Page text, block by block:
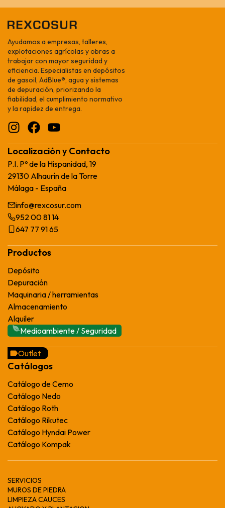
Ayudamos a empresas, talleres,
explotaciones agrícolas y obras a
trabajar con mayor seguridad y
eficiencia. Especialistas en depósitos
de gasoil, AdBlue®, agua y sistemas
de depuración, priorizando la
fiabilidad, el cumplimiento normativo
y la rapidez de entrega.
Localización y Contacto
P.I. Pº de la Hispanidad, 19
29130 Alhaurín de la Torre
Málaga - España
info@rexcosur.com
952 00 81 14
647 77 91 65
Productos
Depósito
Depuración
Maquinaria / herramientas
Almacenamiento
Alquiler
Medioambiente / Seguridad
Outlet
Catálogos
Catálogo de Cemo
Catálogo Nedo
Catálogo Roth
Catálogo Rikutec
Catálogo Hyndai Power
Catálogo Kompak
SERVICIOS
MUROS DE PIEDRA
LIMPIEZA CAUCES